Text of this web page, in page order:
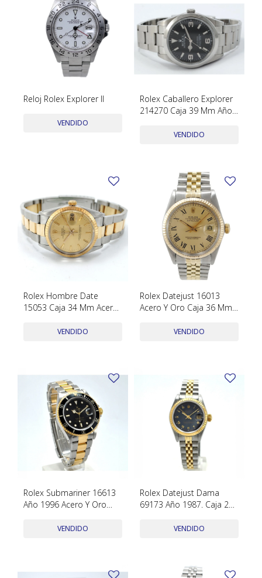
Reloj Rolex Explorer ll
VENDIDO
Rolex Caballero Explorer
214270 Caja 39 Mm Año
VENDIDO
Rolex Hombre Date
15053 Caja 34 Mm Acero
VENDIDO
Rolex Datejust 16013
Acero Y Oro Caja 36 Mm
VENDIDO
Rolex Submariner 16613
Año 1996 Acero Y Oro
AccesoriosVENDIDO
Rolex Datejust Dama
69173 Año 1987. Caja 26
VENDIDO